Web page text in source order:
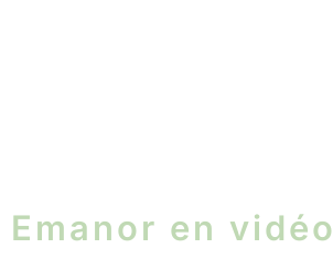
Emanor en vidéo